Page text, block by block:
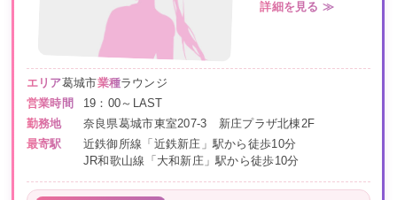
詳細を見る ≫
エリア葛城市業種ラウンジ
営業時間
19：00～LAST
勤務地
奈良県葛城市東室207-3 新庄プラザ北棟2F
最寄駅
近鉄御所線「近鉄新庄」駅から徒歩10分
JR和歌山線「大和新庄」駅から徒歩10分